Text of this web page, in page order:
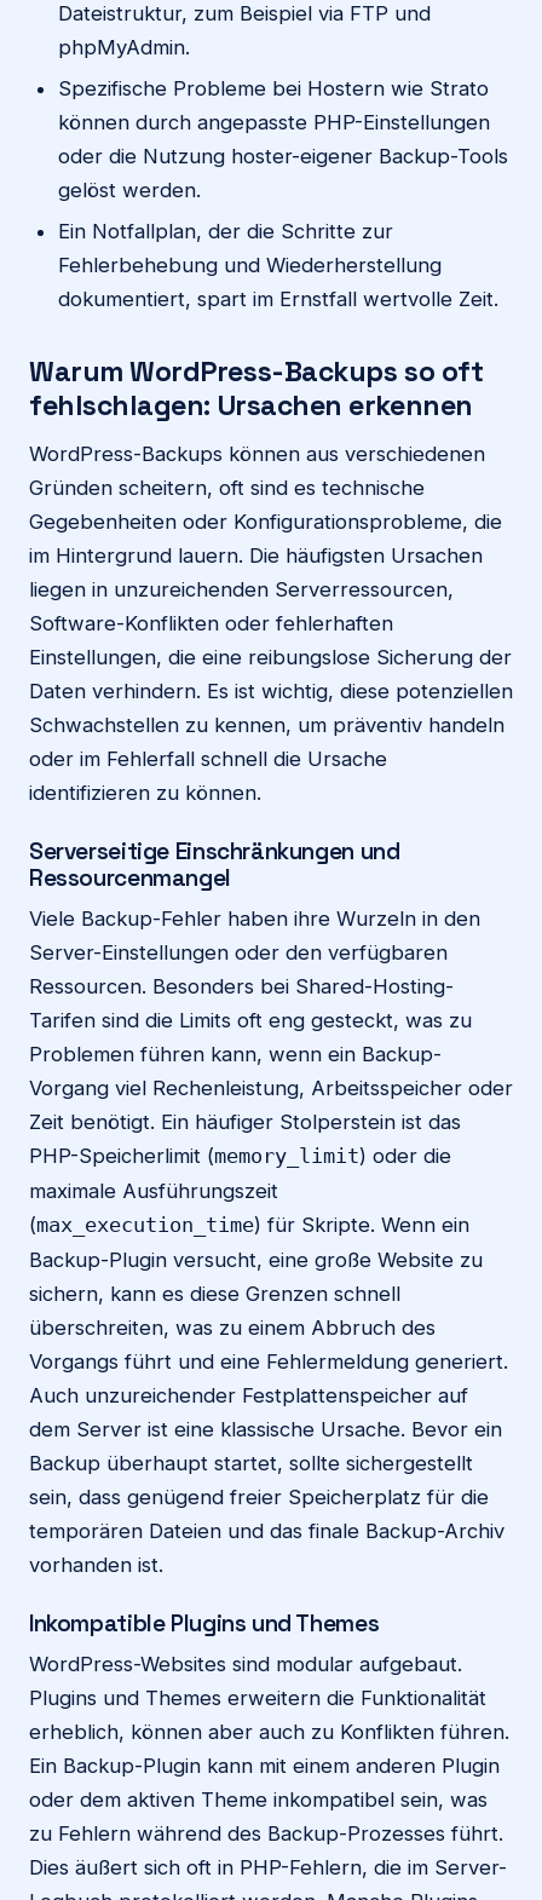
Dateistruktur, zum Beispiel via FTP und
phpMyAdmin.
Spezifische Probleme bei Hostern wie Strato
können durch angepasste PHP-Einstellungen
oder die Nutzung hoster-eigener Backup-Tools
gelöst werden.
Ein Notfallplan, der die Schritte zur
Fehlerbehebung und Wiederherstellung
dokumentiert, spart im Ernstfall wertvolle Zeit.
Warum WordPress-Backups so oft
fehlschlagen: Ursachen erkennen
WordPress-Backups können aus verschiedenen
Gründen scheitern, oft sind es technische
Gegebenheiten oder Konfigurationsprobleme, die
im Hintergrund lauern. Die häufigsten Ursachen
liegen in unzureichenden Serverressourcen,
Software-Konflikten oder fehlerhaften
Einstellungen, die eine reibungslose Sicherung der
Daten verhindern. Es ist wichtig, diese potenziellen
Schwachstellen zu kennen, um präventiv handeln
oder im Fehlerfall schnell die Ursache
identifizieren zu können.
Serverseitige Einschränkungen und
Ressourcenmangel
Viele Backup-Fehler haben ihre Wurzeln in den
Server-Einstellungen oder den verfügbaren
Ressourcen. Besonders bei Shared-Hosting-
Tarifen sind die Limits oft eng gesteckt, was zu
Problemen führen kann, wenn ein Backup-
Vorgang viel Rechenleistung, Arbeitsspeicher oder
Zeit benötigt. Ein häufiger Stolperstein ist das
PHP-Speicherlimit (memory_limit) oder die
maximale Ausführungszeit
(max_execution_time) für Skripte. Wenn ein
Backup-Plugin versucht, eine große Website zu
sichern, kann es diese Grenzen schnell
überschreiten, was zu einem Abbruch des
Vorgangs führt und eine Fehlermeldung generiert.
Auch unzureichender Festplattenspeicher auf
dem Server ist eine klassische Ursache. Bevor ein
Backup überhaupt startet, sollte sichergestellt
sein, dass genügend freier Speicherplatz für die
temporären Dateien und das finale Backup-Archiv
vorhanden ist.
Inkompatible Plugins und Themes
WordPress-Websites sind modular aufgebaut.
Plugins und Themes erweitern die Funktionalität
erheblich, können aber auch zu Konflikten führen.
Ein Backup-Plugin kann mit einem anderen Plugin
oder dem aktiven Theme inkompatibel sein, was
zu Fehlern während des Backup-Prozesses führt.
Dies äußert sich oft in PHP-Fehlern, die im Server-